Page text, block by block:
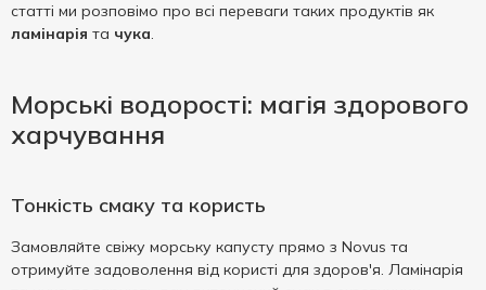
статті ми розповімо про всі переваги таких продуктів як
ламінарія та чука.
Морські водорості: магія здорового
харчування
Тонкість смаку та користь
Замовляйте свіжу морську капусту прямо з Novus та
отримуйте задоволення від користі для здоров'я. Ламінарія